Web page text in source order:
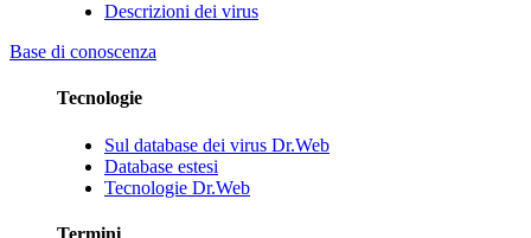
Descrizioni dei virus
Base di conoscenza
Tecnologie
Sul database dei virus Dr.Web
Database estesi
Tecnologie Dr.Web
Termini